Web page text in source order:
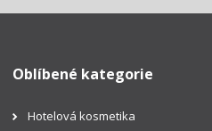
Oblíbené kategorie
Hotelová kosmetika